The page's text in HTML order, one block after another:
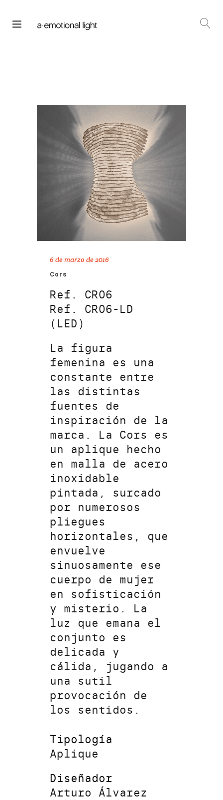
6 de marzo de 2016
Cors
Ref. CR06
Ref. CR06-LD
(LED)
La figura
femenina es una
constante entre
las distintas
fuentes de
inspiración de la
marca. La Cors es
un aplique hecho
en malla de acero
inoxidable
pintada, surcado
por numerosos
pliegues
horizontales, que
envuelve
sinuosamente ese
cuerpo de mujer
en sofisticación
y misterio. La
luz que emana el
conjunto es
delicada y
cálida, jugando a
una sutil
provocación de
los sentidos.
Tipología
Aplique
Diseñador
Arturo Álvarez